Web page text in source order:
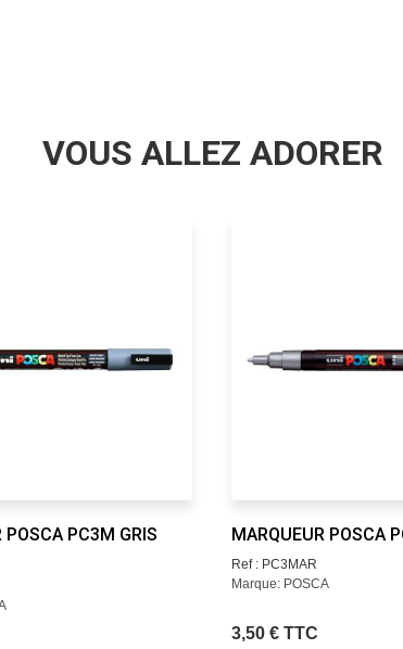
VOUS ALLEZ ADORER
POSCA PC3M GRIS
MARQUEUR POSCA
Ref : PC3MAR
Marque: POSCA
3,50 € TTC